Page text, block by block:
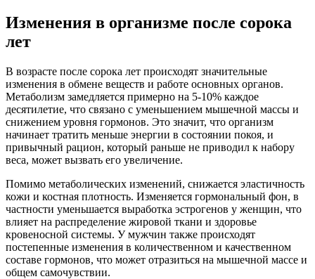
Изменения в организме после сорока
лет
В возрасте после сорока лет происходят значительные
изменения в обмене веществ и работе основных органов.
Метаболизм замедляется примерно на 5-10% каждое
десятилетие, что связано с уменьшением мышечной массы и
снижением уровня гормонов. Это значит, что организм
начинает тратить меньше энергии в состоянии покоя, и
привычный рацион, который раньше не приводил к набору
веса, может вызвать его увеличение.
Помимо метаболических изменений, снижается эластичность
кожи и костная плотность. Изменяется гормональный фон, в
частности уменьшается выработка эстрогенов у женщин, что
влияет на распределение жировой ткани и здоровье
кровеносной системы. У мужчин также происходят
постепенные изменения в количественном и качественном
составе гормонов, что может отразиться на мышечной массе и
общем самочувствии.